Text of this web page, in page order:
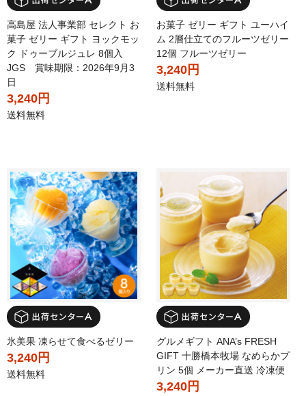
高島屋 法人事業部 セレクト お
菓子 ゼリー ギフト ヨックモッ
ク ドゥーブルジュレ 8個入
JGS 賞味期限：2026年9月3
日
3,240円
送料無料
お菓子 ゼリー ギフト ユーハイ
ム 2層仕立てのフルーツゼリー
12個 フルーツゼリー
3,240円
送料無料
氷美果 凍らせて食べるゼリー
3,240円
送料無料
グルメギフト ANA’s FRESH
GIFT 十勝橋本牧場 なめらかプ
リン 5個 メーカー直送 冷凍便
3,240円